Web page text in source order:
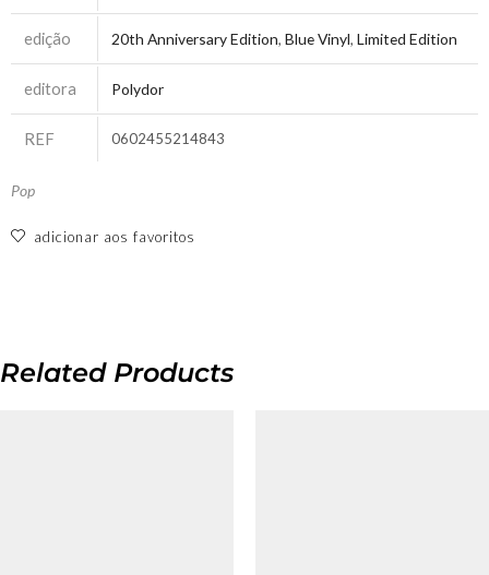
edição 20th Anniversary Edition, Blue Vinyl, Limited Edition
editora Polydor
REF 0602455214843
Pop
adicionar aos favoritos
Related Products